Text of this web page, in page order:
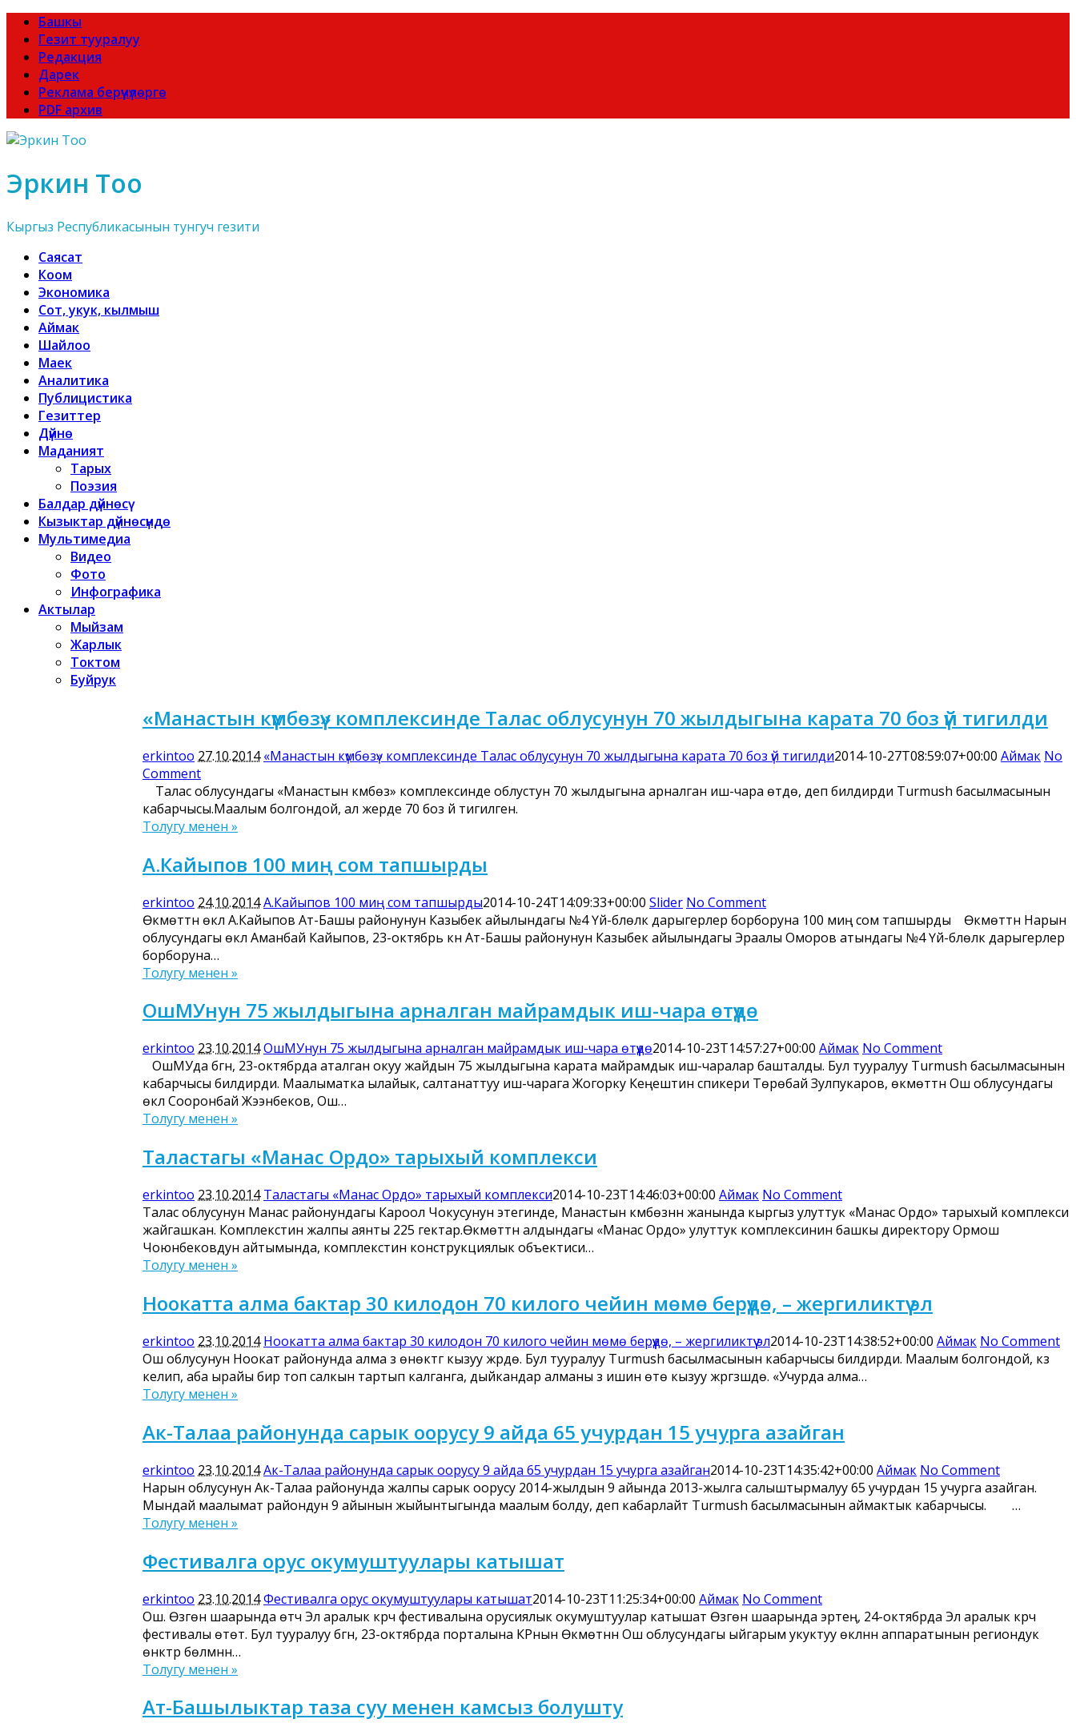
Башкы
Гезит тууралуу
Редакция
Дарек
Реклама берүүчүлөргө
PDF архив
Эркин Тоо
Кыргыз Республикасынын тунгуч гезити
Саясат
Коом
Экономика
Сот, укук, кылмыш
Аймак
Шайлоо
Маек
Аналитика
Публицистика
Гезиттер
Дүйнө
Маданият
Тарых
Поэзия
Балдар дүйнөсү
Кызыктар дүйнөсүндө
Мультимедиа
Видео
Фото
Инфографика
Актылар
Мыйзам
Жарлык
Токтом
Буйрук
«Манастын күмбөзү» комплексинде Талас облусунун 70 жылдыгына карата 70 боз үй тигилди
erkintoo 27.10.2014 «Манастын күмбөзү» комплексинде Талас облусунун 70 жылдыгына карата 70 боз үй тигилди2014-10-27T08:59:07+00:00 Аймак No
Comment
Талас облусундагы «Манастын күмбөзү» комплексинде облустун 70 жылдыгына арналган иш-чара өтүүдө, деп билдирди Turmush басылмасынын
кабарчысы.Маалым болгондой, ал жерде 70 боз үй тигилген.
Толугу менен »
А.Кайыпов 100 миң сом тапшырды
erkintoo 24.10.2014А.Кайыпов 100 миң сом тапшырды2014-10-24T14:09:33+00:00 Slider No Comment
Өкмөттүн өкүлү А.Кайыпов Ат-Башы районунун Казыбек айылындагы №4 Үй-бүлөлүк дарыгерлер борборуна 100 миң сом тапшырды Өкмөттүн Нарын
облусундагы өкүлү Аманбай Кайыпов, 23-октябрь күнү Ат-Башы районунун Казыбек айылындагы Эраалы Оморов атындагы №4 Үй-бүлөлүк дарыгерлер
борборуна…
Толугу менен »
ОшМУнун 75 жылдыгына арналган майрамдык иш-чара өтүүдө
erkintoo 23.10.2014ОшМУнун 75 жылдыгына арналган майрамдык иш-чара өтүүдө2014-10-23T14:57:27+00:00 Аймак No Comment
ОшМУда бүгүн, 23-октябрда аталган окуу жайдын 75 жылдыгына карата майрамдык иш-чаралар башталды. Бул тууралуу Turmush басылмасынын
кабарчысы билдирди. Маалыматка ылайык, салтанаттуу иш-чарага Жогорку Кеңештин спикери Төрөбай Зулпукаров, өкмөттүн Ош облусундагы
өкүлү Сооронбай Жээнбеков, Ош…
Толугу менен »
Таластагы «Манас Ордо» тарыхый комплекси
erkintoo 23.10.2014 Таластагы «Манас Ордо» тарыхый комплекси2014-10-23T14:46:03+00:00 Аймак No Comment
Талас облусунун Манас районундагы Кароол Чокусунун этегинде, Манастын күмбөзүнүн жанында кыргыз улуттук «Манас Ордо» тарыхый комплекси
жайгашкан. Комплекстин жалпы аянты 225 гектар.Өкмөттүн алдындагы «Манас Ордо» улуттук комплексинин башкы директору Ормош
Чоюнбековдун айтымында, комплекстин конструкциялык объектиси…
Толугу менен »
Ноокатта алма бактар 30 килодон 70 килого чейин мөмө берүүдө, – жергиликтүү эл
erkintoo 23.10.2014 Ноокатта алма бактар 30 килодон 70 килого чейин мөмө берүүдө, – жергиликтүү эл2014-10-23T14:38:52+00:00 Аймак No Comment
Ош облусунун Ноокат районунда алма үзүү өнөктүгү кызуу жүрүүдө. Бул тууралуу Turmush басылмасынын кабарчысы билдирди. Маалым болгондой, күз
келип, аба ырайы бир топ салкын тартып калганга, дыйкандар алманы үзүү ишин өтө кызуу жүргүзүшүүдө. «Учурда алма…
Толугу менен »
Ак-Талаа районунда сарык оорусу 9 айда 65 учурдан 15 учурга азайган
erkintoo 23.10.2014Ак-Талаа районунда сарык оорусу 9 айда 65 учурдан 15 учурга азайган2014-10-23T14:35:42+00:00 Аймак No Comment
Нарын облусунун Ак-Талаа районунда жалпы сарык оорусу 2014-жылдын 9 айында 2013-жылга салыштырмалуу 65 учурдан 15 учурга азайган.
Мындай маалымат райондун 9 айынын жыйынтыгында маалым болду, деп кабарлайт Turmush басылмасынын аймактык кабарчысы. …
Толугу менен »
Фестивалга орус окумуштуулары катышат
erkintoo 23.10.2014Фестивалга орус окумуштуулары катышат2014-10-23T11:25:34+00:00 Аймак No Comment
Ош. Өзгөн шаарында өтүүчү Эл аралык күрүч фестивалына орусиялык окумуштуулар катышат Өзгөн шаарында эртең, 24-октябрда Эл аралык күрүч
фестивалы өтөт. Бул тууралуу бүгүн, 23-октябрда порталына КРнын Өкмөтүнүн Ош облусундагы ыйгарым укуктуу өкүлүнүн аппаратынын региондук
өнүктүрүү бөлүмүнүн…
Толугу менен »
Ат-Башылыктар таза суу менен камсыз болушту